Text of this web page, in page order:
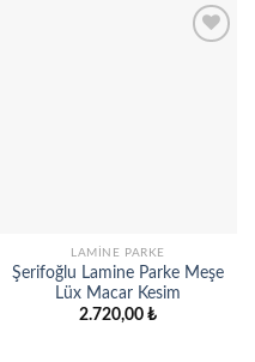
LAMINE PARKE
Şerifoğlu Lamine Parke Meşe
Lüx Macar Kesim
2.720,00 ₺